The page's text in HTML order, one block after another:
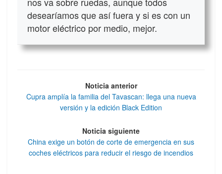
desearíamos que así fuera y si es con un
motor eléctrico por medio, mejor.
Noticia anterior
Cupra amplía la familia del Tavascan: llega una nueva
versión y la edición Black Edition
Noticia siguiente
China exige un botón de corte de emergencia en sus
coches eléctricos para reducir el riesgo de incendios